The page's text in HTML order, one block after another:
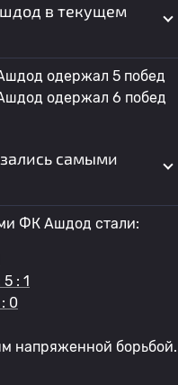
в текущем
одержал 5 побед
одержал 6 побед
самыми
ФК Ашдод стали:
: 1
0
напряженной борьбой.